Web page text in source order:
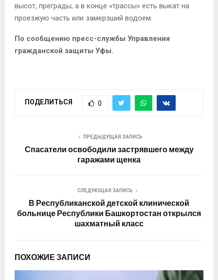
высот, преграды, а в конце «трассы» есть выкат на
проезжую часть или замерзший водоем.
По сообщению пресс-службы Управления
гражданской защиты Уфы.
ПОДЕЛИТЬСЯ 0
ПРЕДЫДУЩАЯ ЗАПИСЬ
Спасатели освободили застрявшего между
гаражами щенка
СЛЕДУЮЩАЯ ЗАПИСЬ
В Республиканской детской клинической
больнице Республики Башкортостан открылся
шахматный класс
ПОХОЖИЕ ЗАПИСИ